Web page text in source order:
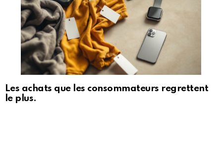
Les achats que les consommateurs regrettent
le plus.